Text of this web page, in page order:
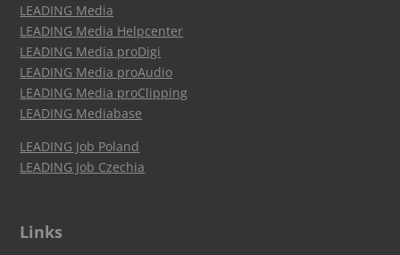
LEADING Media
LEADING Media Helpcenter
LEADING Media proDigi
LEADING Media proAudio
LEADING Media proClipping
LEADING Mediabase
LEADING Job Poland
LEADING Job Czechia
Links